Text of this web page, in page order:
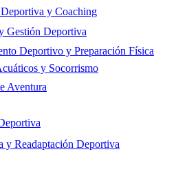
y Coaching
Gestión Deportiva
Deportivo y Preparación Física
y Socorrismo
Aventura
y Readaptación Deportiva